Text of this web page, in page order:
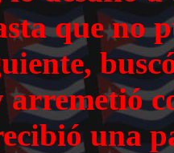
que no
una